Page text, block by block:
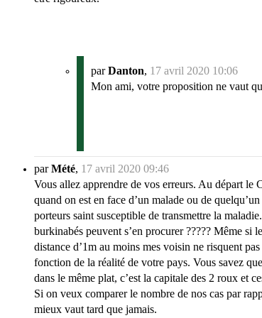
parDanton, 17 avril 2020 10:06
Mon ami, votre proposition ne vaut
parMété, 17 avril 2020 09:46
Vous allez apprendre de vos erreurs. Au départ le
quand on est en face d’un malade ou de
porteurs saint susceptible de transmettre la
burkinabés peuvent s’en procurer ????? Même si
distance d’1m au moins mes voisin ne risquent
fonction de la réalité de votre pays. Vous savez
dans le même plat, c’est la capitale des 2 roux et
Si on veux comparer le nombre de nos cas par
mieux vaut tard que jamais.